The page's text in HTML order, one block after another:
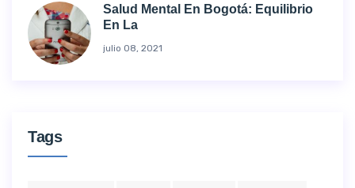
Salud Mental En Bogotá: Equilibrio
En La
julio 08, 2021
Tags